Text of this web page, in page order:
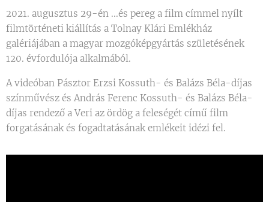
2021. augusztus 29-én ...és pereg a film címmel nyílt
filmtörténeti kiállítás a Tolnay Klári Emlékház
galériájában a magyar mozgóképgyártás születésének
120. évfordulója alkalmából.
A videóban Pásztor Erzsi Kossuth- és Balázs Béla-díjas
színművész és András Ferenc Kossuth- és Balázs Béla-
díjas rendező a Veri az ördög a feleségét című film
forgatásának és fogadtatásának emlékeit idézi fel.